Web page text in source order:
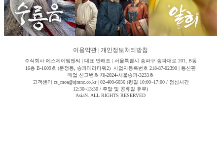
이용약관 개인정보처리방침
주식회사 에스제이엠엔씨 | 대표 안해조 | 서울특별시 송파구 송파대로 201, B동
16층 B-1609호 (문정동, 송파테라타워2) 사업자등록번호 218-87-02390 | 통신판
매업 신고번호 제-2024-서울송파-3233호
고객센터 cs_moa@sjmnc.co.kr | 02-400-6036 (평일 10:00~17:00 / 점심시간
12:30~13:30 / 주말 및 공휴일 휴무)
AsiaN. ALL RIGHTS RESERVED